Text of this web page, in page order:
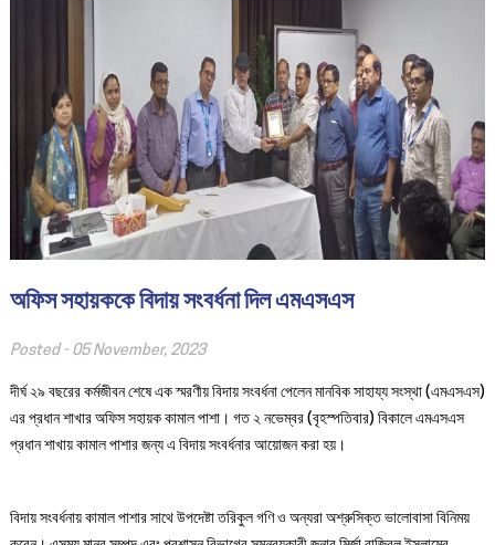
অফিস সহায়ককে বিদায় সংবর্ধনা দিল এমএসএস
Posted - 05 November, 2023
দীর্ঘ ২৯ বছরের কর্মজীবন শেষে এক স্মরণীয় বিদায় সংবর্ধনা পেলেন মানবিক সাহায্য সংস্থা (এমএসএস)
এর প্রধান শাখার অফিস সহায়ক কামাল পাশা। গত ২ নভেম্বর (বৃহস্পতিবার) বিকালে এমএসএস
প্রধান শাখায় কামাল পাশার জন্য এ বিদায় সংবর্ধনার আয়োজন করা হয়।
বিদায় সংবর্ধনায় কামাল পাশার সাথে উপদেষ্টা তরিকুল গণি ও অন্যরা অশ্রুসিক্ত ভালোবাসা বিনিময়